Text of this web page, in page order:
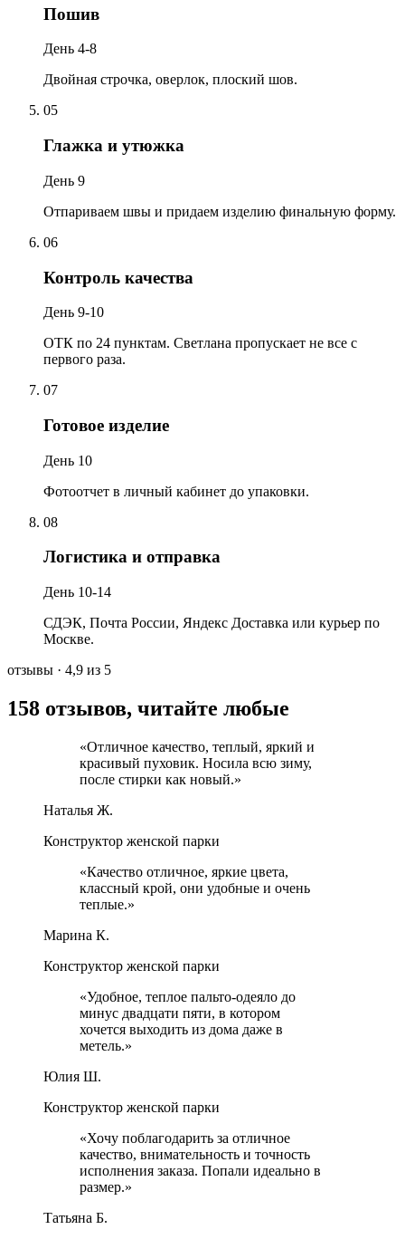
Пошив
День 4-8
Двойная строчка, оверлок, плоский шов.
05
Глажка и утюжка
День 9
Отпариваем швы и придаем изделию финальную форму.
06
Контроль качества
День 9-10
ОТК по 24 пунктам. Светлана пропускает не все с
первого раза.
07
Готовое изделие
День 10
Фотоотчет в личный кабинет до упаковки.
08
Логистика и отправка
День 10-14
СДЭК, Почта России, Яндекс Доставка или курьер по
Москве.
отзывы · 4,9 из 5
158 отзывов, читайте любые
«Отличное качество, теплый, яркий и
красивый пуховик. Носила всю зиму,
после стирки как новый.»
Наталья Ж.
Конструктор женской парки
«Качество отличное, яркие цвета,
классный крой, они удобные и очень
теплые.»
Марина К.
Конструктор женской парки
«Удобное, теплое пальто-одеяло до
минус двадцати пяти, в котором
хочется выходить из дома даже в
метель.»
Юлия Ш.
Конструктор женской парки
«Хочу поблагодарить за отличное
качество, внимательность и точность
исполнения заказа. Попали идеально в
размер.»
Татьяна Б.